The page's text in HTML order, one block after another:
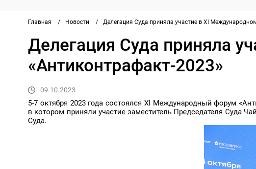
Главная / Новости / Делегация Суда приняла участие в XI
Делегация Суда приняла
«Антиконтрафакт-2023»
09.10.2023
5-7 октября 2023 года состоялся XI Международный форум
в котором приняли участие заместитель Председателя Суда
Суда.